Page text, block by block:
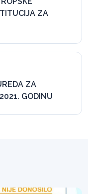
ZA
ZA
GODINU